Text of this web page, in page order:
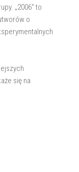
„2006” to
o
się na